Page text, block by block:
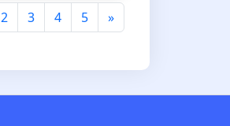
2 3 4 5 »